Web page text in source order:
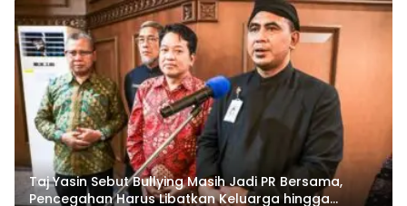
Taj Yasin Sebut Bullying Masih Jadi PR Bersama,
Pencegahan Harus Libatkan Keluarga hingga